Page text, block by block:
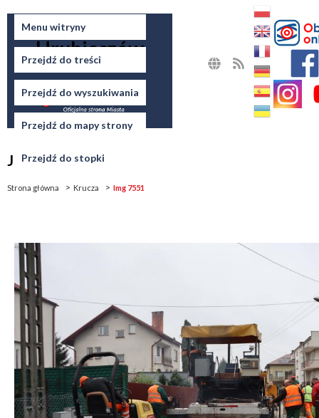
Menu witryny
Przejdź do treści
Przejdź do wyszukiwania
Przejdź do mapy strony
Przejdź do stopki
Miasto
Hrubieszów
Jesteś tutaj
Strona główna Krucza Img 7551